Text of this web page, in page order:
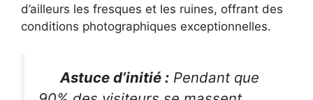
d’ailleurs les fresques et les ruines, offrant des
conditions photographiques exceptionnelles.
Astuce d’initié :Pendant que